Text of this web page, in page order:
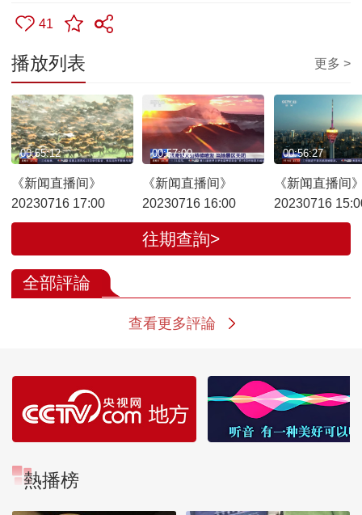
41
播放列表 更多 >
《新闻直播间》
20230716 17:00
00:55:12
《新闻直播间》
20230716 16:00
00:57:00
《新闻直播间
20230716
00:56:27
往期查詢>
全部評論
查看更多評論
熱播榜